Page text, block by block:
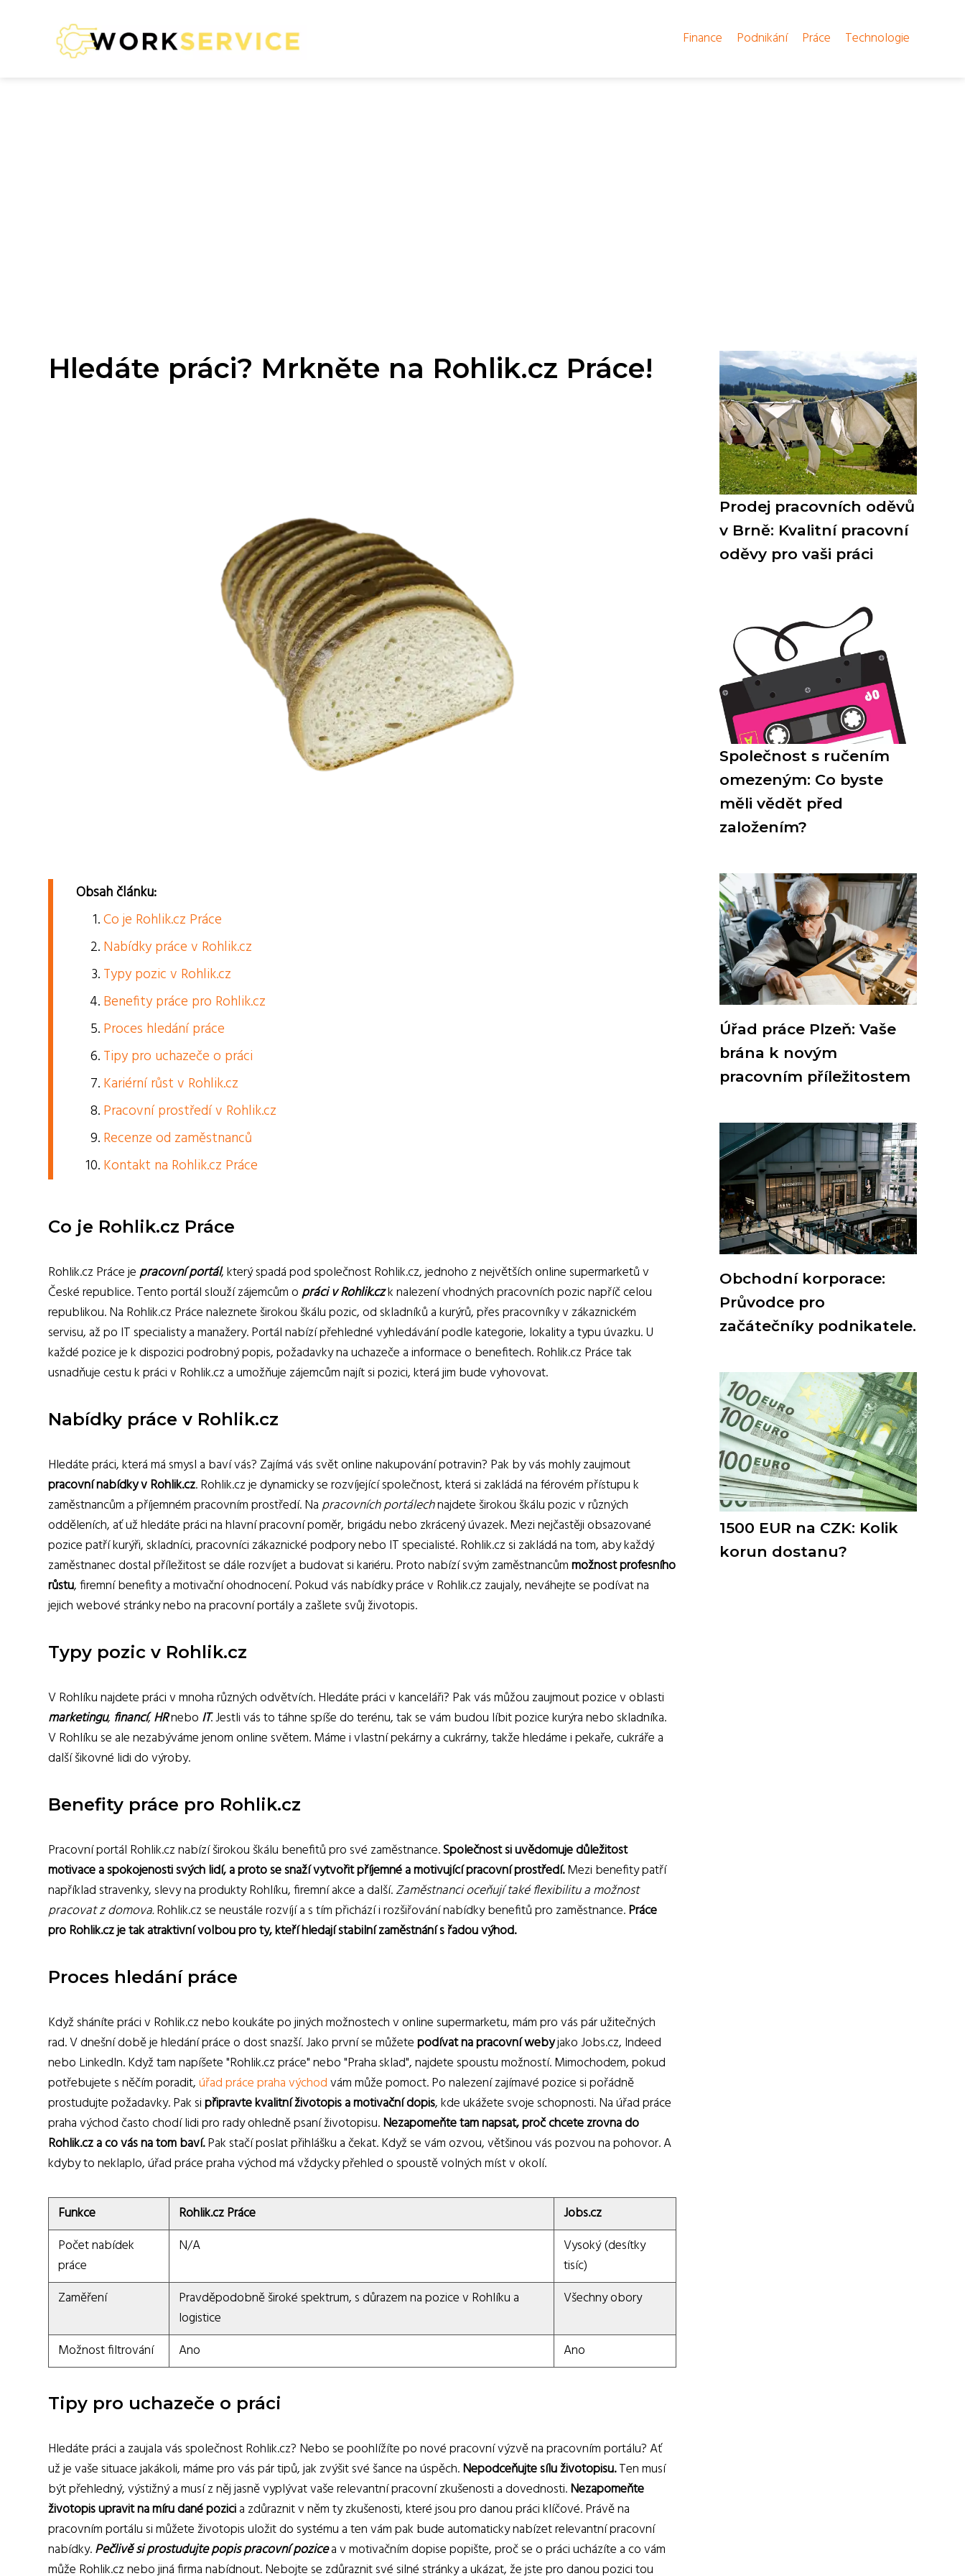
Finance Podnikání Práce Technologie
Hledáte práci? Mrkněte na Rohlik.cz Práce!
Obsah článku:
Co je Rohlik.cz Práce
Nabídky práce v Rohlik.cz
Typy pozic v Rohlik.cz
Benefity práce pro Rohlik.cz
Proces hledání práce
Tipy pro uchazeče o práci
Kariérní růst v Rohlik.cz
Pracovní prostředí v Rohlik.cz
Recenze od zaměstnanců
Kontakt na Rohlik.cz Práce
Co je Rohlik.cz Práce
Rohlik.cz Práce jepracovní portál, který spadá pod společnost Rohlik.cz, jednoho z největších online supermarketů v
České republice. Tento portál slouží zájemcům opráci v Rohlik.czk nalezení vhodných pracovních pozic napříč celou
republikou. Na Rohlik.cz Práce naleznete širokou škálu pozic, od skladníků a kurýrů, přes pracovníky v zákaznickém
servisu, až po IT specialisty a manažery. Portál nabízí přehledné vyhledávání podle kategorie, lokality a typu úvazku. U
každé pozice je k dispozici podrobný popis, požadavky na uchazeče a informace o benefitech. Rohlik.cz Práce tak
usnadňuje cestu k práci v Rohlik.cz a umožňuje zájemcům najít si pozici, která jim bude vyhovovat.
Nabídky práce v Rohlik.cz
Hledáte práci, která má smysl a baví vás? Zajímá vás svět online nakupování potravin? Pak by vás mohly zaujmout
pracovní nabídky v Rohlik.cz. Rohlik.cz je dynamicky se rozvíjející společnost, která si zakládá na férovém přístupu k
zaměstnancům a příjemném pracovním prostředí. Napracovních portálechnajdete širokou škálu pozic v různých
odděleních, ať už hledáte práci na hlavní pracovní poměr, brigádu nebo zkrácený úvazek. Mezi nejčastěji obsazované
pozice patří kurýři, skladníci, pracovníci zákaznické podpory nebo IT specialisté. Rohlik.cz si zakládá na tom, aby každý
zaměstnanec dostal příležitost se dále rozvíjet a budovat si kariéru. Proto nabízí svým zaměstnancůmmožnost profesního
růstu, firemní benefity a motivační ohodnocení. Pokud vás nabídky práce v Rohlik.cz zaujaly, neváhejte se podívat na
jejich webové stránky nebo na pracovní portály a zašlete svůj životopis.
Typy pozic v Rohlik.cz
V Rohlíku najdete práci v mnoha různých odvětvích. Hledáte práci v kanceláři? Pak vás můžou zaujmout pozice v oblasti
marketingu, financí,HRnebo IT. Jestli vás to táhne spíše do terénu, tak se vám budou líbit pozice kurýra nebo skladníka.
V Rohlíku se ale nezabýváme jenom online světem. Máme i vlastní pekárny a cukrárny, takže hledáme i pekaře, cukráře a
další šikovné lidi do výroby.
Benefity práce pro Rohlik.cz
Pracovní portál Rohlik.cz nabízí širokou škálu benefitů pro své zaměstnance.Společnost si uvědomuje důležitost
motivace a spokojenosti svých lidí, a proto se snaží vytvořit příjemné a motivující pracovní prostředí.Mezi benefity patří
například stravenky, slevy na produkty Rohlíku, firemní akce a další.Zaměstnanci oceňují také flexibilitu a možnost
pracovat z domova.Rohlik.cz se neustále rozvíjí a s tím přichází i rozšiřování nabídky benefitů pro zaměstnance.Práce
pro Rohlik.cz je tak atraktivní volbou pro ty, kteří hledají stabilní zaměstnání s řadou výhod.
Proces hledání práce
Když sháníte práci v Rohlik.cz nebo koukáte po jiných možnostech v online supermarketu, mám pro vás pár užitečných
rad. V dnešní době je hledání práce o dost snazší. Jako první se můžetepodívat na pracovní webyjako Jobs.cz, Indeed
nebo LinkedIn. Když tam napíšete "Rohlik.cz práce" nebo "Praha sklad", najdete spoustu možností. Mimochodem, pokud
potřebujete s něčím poradit,úřad práce praha východvám může pomoct. Po nalezení zajímavé pozice si pořádně
prostudujte požadavky. Pak sipřipravte kvalitní životopis a motivační dopis, kde ukážete svoje schopnosti. Na úřad práce
praha východ často chodí lidi pro rady ohledně psaní životopisu.Nezapomeňte tam napsat, proč chcete zrovna do
Rohlik.cz a co vás na tom baví.Pak stačí poslat přihlášku a čekat. Když se vám ozvou, většinou vás pozvou na pohovor. A
kdyby to neklaplo, úřad práce praha východ má vždycky přehled o spoustě volných míst v okolí.
Funkce Rohlik.cz Práce
Jobs.cz
Počet nabídek
práce
N/A
Vysoký (desítky
tisíc)
Zaměření
Pravděpodobně široké spektrum, s důrazem na pozice v Rohlíku a
logistice
Všechny obory
Možnost filtrování Ano Ano
Tipy pro uchazeče o práci
Hledáte práci a zaujala vás společnost Rohlik.cz? Nebo se poohlížíte po nové pracovní výzvě na pracovním portálu? Ať
už je vaše situace jakákoli, máme pro vás pár tipů, jak zvýšit své šance na úspěch.Nepodceňujte sílu životopisu.Ten musí
být přehledný, výstižný a musí z něj jasně vyplývat vaše relevantní pracovní zkušenosti a dovednosti.Nezapomeňte
životopis upravit na míru dané pozicia zdůraznit v něm ty zkušenosti, které jsou pro danou práci klíčové. Právě na
pracovním portálu si můžete životopis uložit do systému a ten vám pak bude automaticky nabízet relevantní pracovní
nabídky.Pečlivě si prostudujte popis pracovní pozicea v motivačním dopise popište, proč se o práci ucházíte a co vám
může Rohlik.cz nebo jiná firma nabídnout. Nebojte se zdůraznit své silné stránky a ukázat, že jste pro danou pozici tou
Prodej pracovních oděvů
v Brně: Kvalitní pracovní
oděvy pro vaši práci
Společnost s ručením
omezeným: Co byste
měli vědět před
založením?
Úřad práce Plzeň: Vaše
brána k novým
pracovním příležitostem
Obchodní korporace:
Průvodce pro
začátečníky podnikatele.
1500 EUR na CZK: Kolik
korun dostanu?